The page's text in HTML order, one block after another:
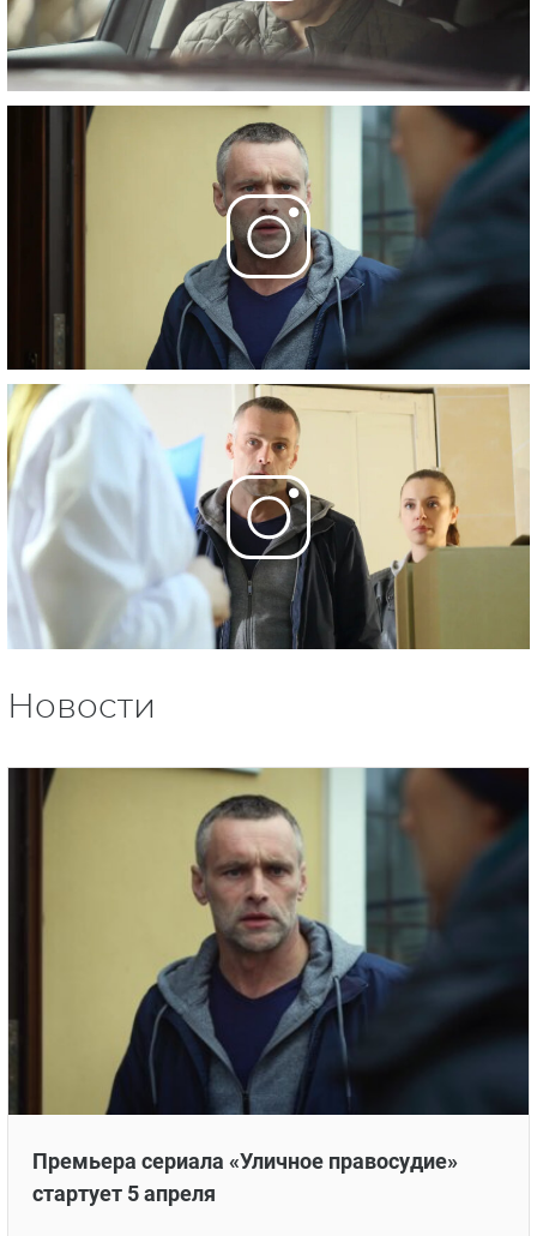
Новости
Премьера сериала «Уличное правосудие»
стартует 5 апреля